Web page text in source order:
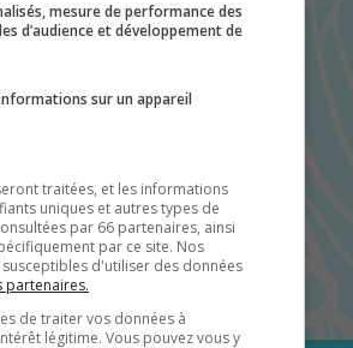
mesure de performance des
d’audience et développement de
sur un appareil
traitées, et les informations
uniques et autres types de
par 66 partenaires, ainsi
par ce site. Nos
d'utiliser des données
partenaires.
de traiter vos données à
légitime. Vous pouvez vous y